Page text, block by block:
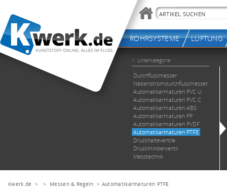
Kwerk.de > > Messen & Regeln > Automatikarmaturen PTFE